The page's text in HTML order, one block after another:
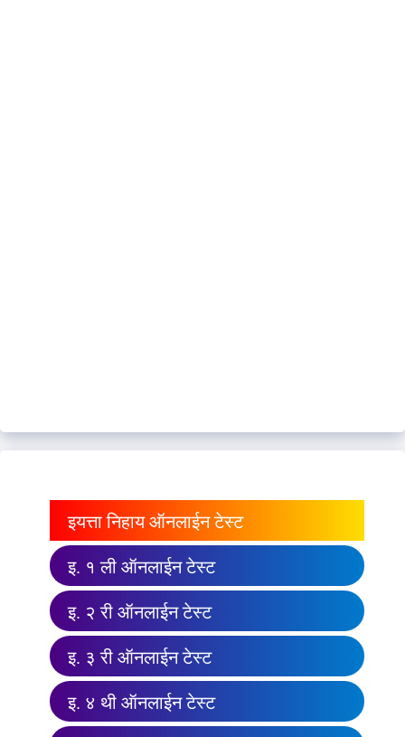
इयत्ता निहाय ऑनलाईन टेस्ट
इ. १ ली ऑनलाईन टेस्ट
इ. २ री ऑनलाईन टेस्ट
इ. ३ री ऑनलाईन टेस्ट
इ. ४ थी ऑनलाईन टेस्ट